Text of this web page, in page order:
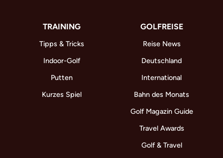
TRAINING
Tipps & Tricks
Indoor-Golf
Putten
Kurzes Spiel
GOLFREISE
Reise News
Deutschland
International
Bahn des Monats
Golf Magazin Guide
Travel Awards
Golf & Travel